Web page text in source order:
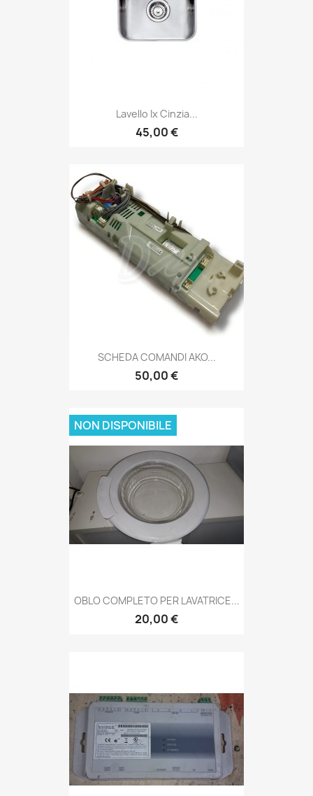
Lavello Ix Cinzia...
45,00 €
SCHEDA COMANDI AKO...
50,00 €
OBLO COMPLETO PER LAVATRICE...
20,00 €
NON DISPONIBILE